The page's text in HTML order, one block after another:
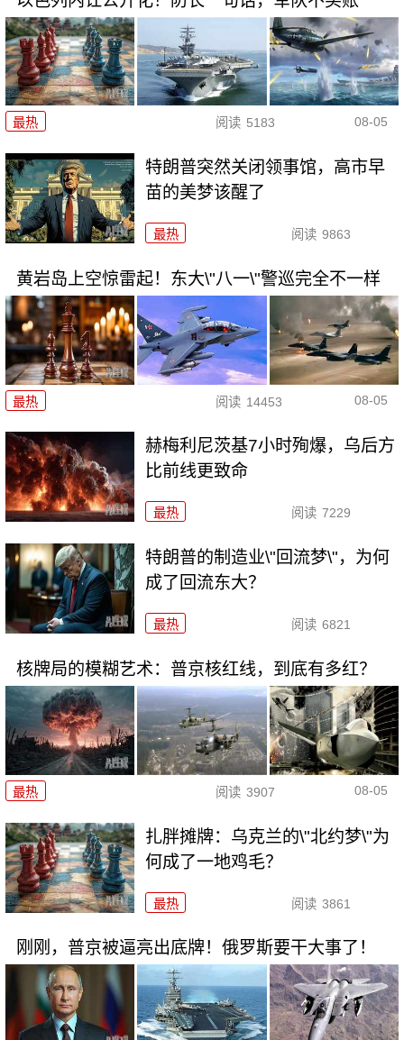
最热 阅读 5183 08-05
特朗普突然关闭领事馆，高市早
苗的美梦该醒了
最热 阅读 9863
黄岩岛上空惊雷起！东大\"八一\"警巡完全不一样
最热 阅读 14453 08-05
赫梅利尼茨基7小时殉爆，乌后方
比前线更致命
最热 阅读 7229
特朗普的制造业\"回流梦\"，为何
成了回流东大？
最热 阅读 6821
核牌局的模糊艺术：普京核红线，到底有多红？
最热 阅读 3907 08-05
扎胖摊牌：乌克兰的\"北约梦\"为
何成了一地鸡毛？
最热 阅读 3861
刚刚，普京被逼亮出底牌！俄罗斯要干大事了！